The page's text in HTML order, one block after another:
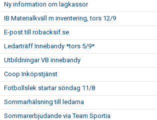
Ny information om lagkassor
IB Materialkväll m inventering, tors 12/9
E-post till robacksif.se
Ledarträff Innebandy *tors 5/9*
Utbildningar VB innebandy
Coop Inköpstjänst
Fotbollslek startar söndag 11/8
Sommarhälsning till ledarna
Sommarerbjudande via Team Sportia